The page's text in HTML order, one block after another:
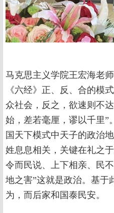
马克思主义学院王宏海老
《六经》正、反、合的模
众社会，反之，欲速则不
始，差若毫厘，谬以千里”
国天下模式中天子的政治
姓息息相关，关键在礼之
令而民说、上下相亲、民
地之害”这就是政治。基于
为，而后家和国泰民安。